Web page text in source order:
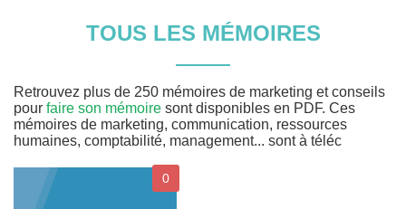
TOUS LES MÉMOIRES
Retrouvez plus de 250 mémoires de marketing et conseils
pour faire son mémoire sont disponibles en PDF. Ces
mémoires de marketing, communication, ressources
humaines, comptabilité, management... sont à téléc
0